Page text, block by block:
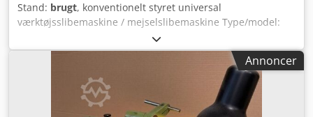
Stand: brugt, konventionelt styret universal
værktøjsslibemaskine / mejselslibemaskine Type/model:
Deckel S1 Tilstand: Brugt Årstal: 1980'erne Tekniske data
Centerhøjde: 65 mm - 95 mm Csdpfx Abezmrzwshorf
Centerafstand: maks. 250 mm Slibediameter: maks. 130
mm Bordsdimensioner: ca. 470 x 175 mm
Spindelhastighed: 3.750 o/min til 7.500 o/min, trinløs
regulering Motoreffekt: 0,6 / 0,75 kW; 400 V Udstyr: - kilesko
Annoncer